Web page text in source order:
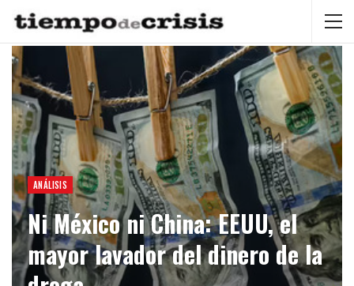
ANÁLISIS
Ni México ni China: EEUU, el
mayor lavador del dinero de la